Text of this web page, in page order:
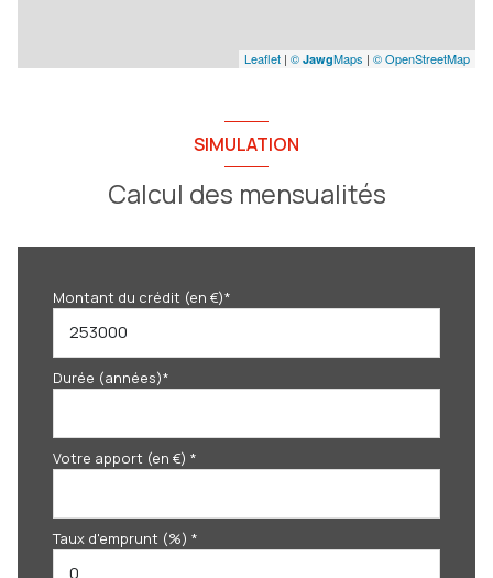
Leaflet | © JawgMaps | © OpenStreetMap
SIMULATION
Calcul des mensualités
Montant du crédit (en €)*
Durée (années)*
Votre apport (en €) *
Taux d'emprunt (%) *